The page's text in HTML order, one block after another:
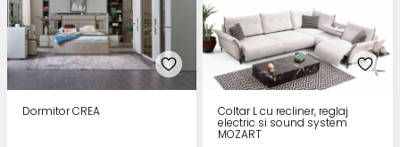
Dormitor CREA Coltar L cu recliner, reglaj
electric si sound system
MOZART